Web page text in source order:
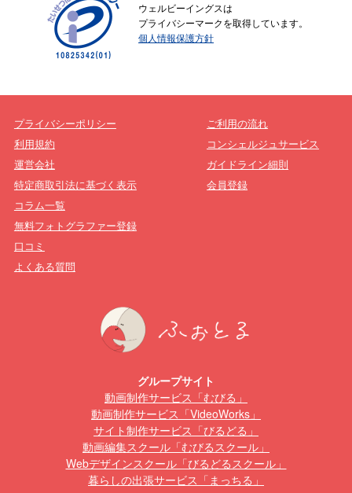
ウェルビーイングスは
プライバシーマークを取得しています。
個人情報保護方針
プライバシーポリシー
利用規約
運営会社
特定商取引法に基づく表示
ご利用の流れ
コンシェルジュサービス
ガイドライン細則
会員登録
コラム一覧
無料フォトグラファー登録
口コミ
よくある質問
グループサイト
動画制作サービス「むびる」
動画制作サービス「VideoWorks」
サイト制作サービス「びるどる」
動画編集スクール「むびるスクール」
Webデザインスクール「びるどるスクール」
暮らしの出張サービス「まっちる」